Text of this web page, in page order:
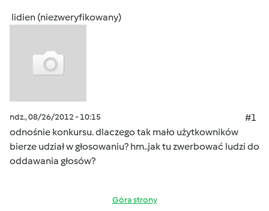
lidien (niezweryfikowany)
ndz., 08/26/2012 - 10:15
#1
odnośnie konkursu. dlaczego tak mało użytkowników
bierze udział w głosowaniu? hm..jak tu zwerbować ludzi do
oddawania głosów?
Góra strony